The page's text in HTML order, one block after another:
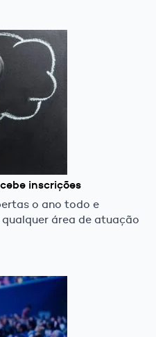
inscrições
o ano todo e
área de atuação